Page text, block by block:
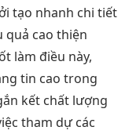
tạo nhanh chi tiết
quả cao thiện
làm điều này,
tin cao trong
kết chất lượng
tham dự các